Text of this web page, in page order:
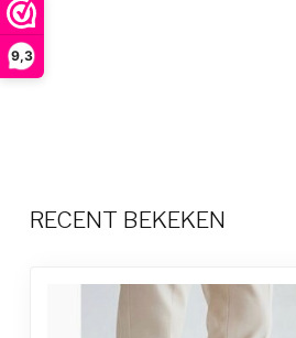
9,3
RECENT BEKEKEN